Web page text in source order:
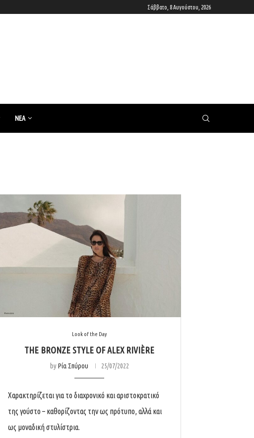
Σάββατο, 8 Αυγούστου, 2026
ΝΈΑ
Look of the Day
THE BRONZE STYLE OF ALEX RIVIÈRE
byΡία Σπύρου 25/07/2022
Χαρακτηρίζεται για το διαχρονικό και αριστοκρατικό
της γούστο – καθορίζοντας την ως πρότυπο, αλλά και
ως μοναδική στυλίστρια.